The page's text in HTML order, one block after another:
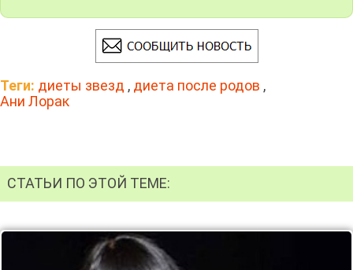
Теги: диеты звезд , диета после родов ,
Ани Лорак
СТАТЬИ ПО ЭТОЙ ТЕМЕ: